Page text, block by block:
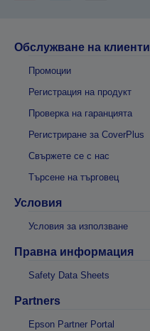
Обслужване на клиенти
Промоции
Регистрация на продукт
Проверка на гаранцията
Регистриране за CoverPlus
Свържете се с нас
Търсене на търговец
Условия
Условия за използване
Правна информация
Safety Data Sheets
Partners
Epson Partner Portal